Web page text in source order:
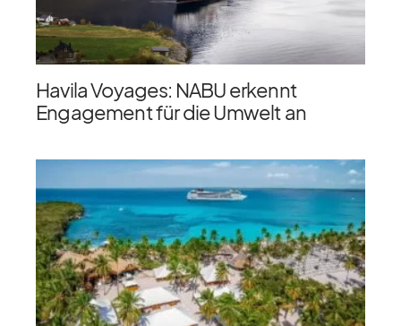
Havila Voyages: NABU erkennt
Engagement für die Umwelt an